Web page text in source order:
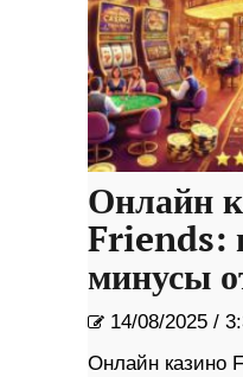
Онлайн
Friends:
минусы
14/08/2025 /
Онлайн казино